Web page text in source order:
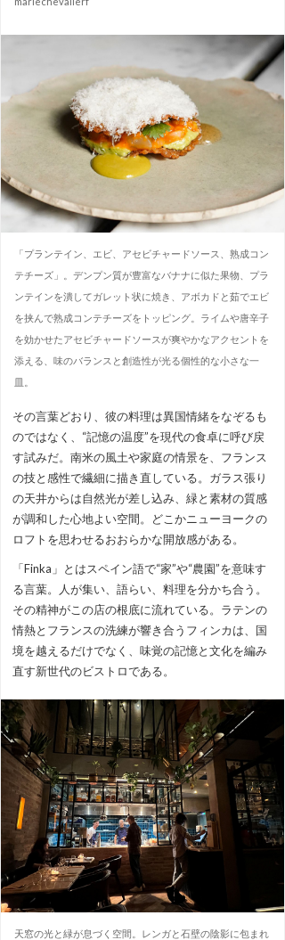
「プランテイン、エビ、アセビチャードソース、熟成コン
テチーズ」。デンプン質が豊富なバナナに似た果物、プラ
ンテインを潰してガレット状に焼き、アボカドと茹でエビ
を挟んで熟成コンテチーズをトッピング。ライムや唐辛子
を効かせたアセビチャードソースが爽やかなアクセントを
添える、味のバランスと創造性が光る個性的な小さな一
皿。
その言葉どおり、彼の料理は異国情緒をなぞるも
のではなく、“記憶の温度”を現代の食卓に呼び戻
す試みだ。南米の風土や家庭の情景を、フランス
の技と感性で繊細に描き直している。ガラス張り
の天井からは自然光が差し込み、緑と素材の質感
が調和した心地よい空間。どこかニューヨークの
ロフトを思わせるおおらかな開放感がある。
「Finka」とはスペイン語で“家”や“農園”を意味す
る言葉。人が集い、語らい、料理を分かち合う。
その精神がこの店の根底に流れている。ラテンの
情熱とフランスの洗練が響き合うフィンカは、国
境を越えるだけでなく、味覚の記憶と文化を編み
直す新世代のビストロである。
天窓の光と緑が息づく空間。レンガと石壁の陰影に包まれ